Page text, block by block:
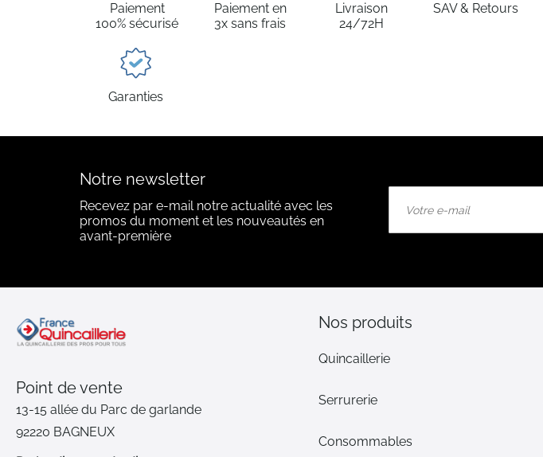
Paiement
100% sécurisé
Paiement en
3x sans frais
Livraison
24/72H
SAV & Retours
Garanties
Notre newsletter
Recevez par e-mail notre actualité avec les
promos du moment et les nouveautés en
avant-première
notre
:
Point de vente
13-15 allée du Parc de garlande
92220 BAGNEUX
Nos produits
Quincaillerie
Serrurerie
Consommables